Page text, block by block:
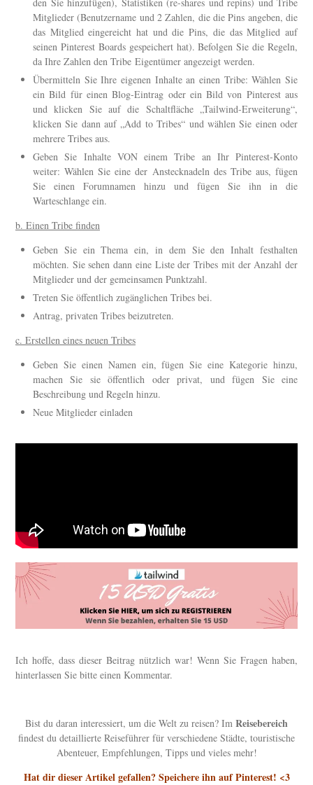
den Sie hinzufügen), Statistiken (re-shares und repins) und Tribe
Mitglieder (Benutzername und 2 Zahlen, die die Pins angeben, die
das Mitglied eingereicht hat und die Pins, die das Mitglied auf
seinen Pinterest Boards gespeichert hat). Befolgen Sie die Regeln,
da Ihre Zahlen den Tribe Eigentümer angezeigt werden.
Übermitteln Sie Ihre eigenen Inhalte an einen Tribe: Wählen Sie
ein Bild für einen Blog-Eintrag oder ein Bild von Pinterest aus
und klicken Sie auf die Schaltfläche „Tailwind-Erweiterung“,
klicken Sie dann auf „Add to Tribes“ und wählen Sie einen oder
mehrere Tribes aus.
Geben Sie Inhalte VON einem Tribe an Ihr Pinterest-Konto
weiter: Wählen Sie eine der Anstecknadeln des Tribe aus, fügen
Sie einen Forumnamen hinzu und fügen Sie ihn in die
Warteschlange ein.
b. Einen Tribe finden
Geben Sie ein Thema ein, in dem Sie den Inhalt festhalten
möchten. Sie sehen dann eine Liste der Tribes mit der Anzahl der
Mitglieder und der gemeinsamen Punktzahl.
Treten Sie öffentlich zugänglichen Tribes bei.
Antrag, privaten Tribes beizutreten.
c. Erstellen eines neuen Tribes
Geben Sie einen Namen ein, fügen Sie eine Kategorie hinzu,
machen Sie sie öffentlich oder privat, und fügen Sie eine
Beschreibung und Regeln hinzu.
Neue Mitglieder einladen
Ich hoffe, dass dieser Beitrag nützlich war! Wenn Sie Fragen haben,
hinterlassen Sie bitte einen Kommentar.
Bist du daran interessiert, um die Welt zu reisen? Im Reisebereich
findest du detaillierte Reiseführer für verschiedene Städte, touristische
Abenteuer, Empfehlungen, Tipps und vieles mehr!
Hat dir dieser Artikel gefallen? Speichere ihn auf Pinterest! <3